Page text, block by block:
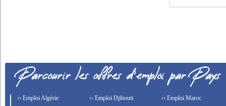
›› Emploi Algérie
›› Emploi Djibouti
›› Emploi Maroc